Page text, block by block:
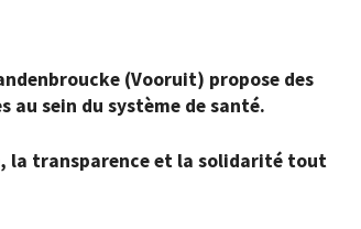
(Vooruit) propose des
au sein du système de santé.
la transparence et la solidarité tout